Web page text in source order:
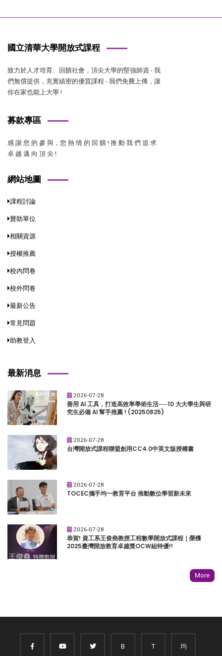
國立清華大學開放式課程
致力於人才培育、回饋社會，頂尖大學的堅強師資 - 我
們無償提供，充實縝密的優質課程 - 我們免費上傳，讓
你在家也能上大學 !
募款專區
感 謝 您 的 參 與，您 熱 情 的 回 饋 ! 推 動 我 們 追 求
卓 越 邁 向 頂 尖 !
網站地圖
課程討論
贊助單位
相關資源
授權推薦
校內問卷
校外問卷
最新公告
常見問題
助教登入
最新消息
2026-07-28
善用 AI 工具，打造高效率學術生活──10 大大學生與研
究生必備 AI 幫手推薦 ! (20250825)
2026-07-28
台灣開放式課程聯盟創用CC4.0中英文版授權書
2026-07-28
TOCEC攜手均一教育平台 推動數位學習新未來
2026-07-28
恭賀! 資工系王俊堯教授工程數學開放式課程｜榮獲
2025臺灣開放教育卓越獎OCW組特優!!
More
B T 均